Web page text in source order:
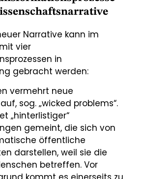
Narrative kann im
vier
in
gebracht werden:
vermehrt neue
sog. „wicked problems“.
„hinterlistiger“
gemeint, die sich von
öffentliche
darstellen, weil sie die
betreffen. Vor